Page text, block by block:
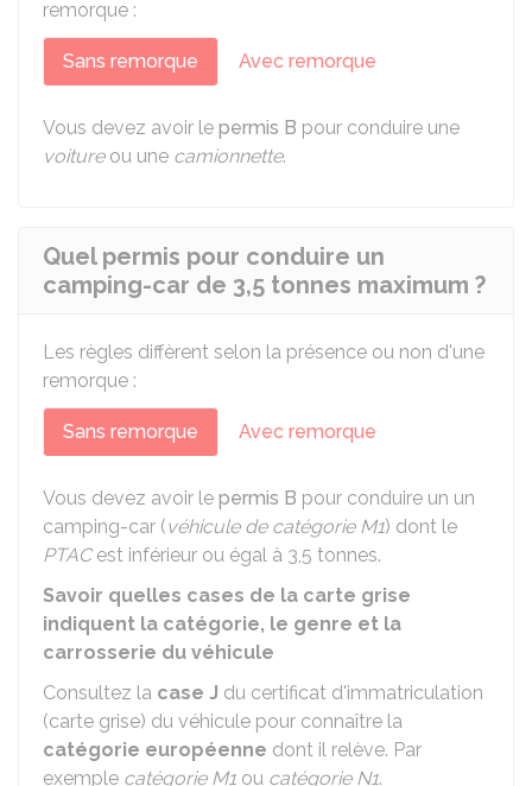
remorque :
Sans remorque Avec remorque
Vous devez avoir le permis B pour conduire une
voitureou une camionnette.
Quel permis pour conduire un
camping-car de 3,5 tonnes maximum ?
Les règles diffèrent selon la présence ou non d'une
remorque :
Sans remorque Avec remorque
Vous devez avoir le permis B pour conduire un un
camping-car (véhicule de catégorie M1) dont le
PTACest inférieur ou égal à 3,5 tonnes.
Savoir quelles cases de la carte grise
indiquent la catégorie, le genre et la
carrosserie du véhicule
Consultez la case J du certificat d'immatriculation
(carte grise) du véhicule pour connaître la
catégorie européenne dont il relève. Par
exemple catégorie M1 ou catégorie N1.